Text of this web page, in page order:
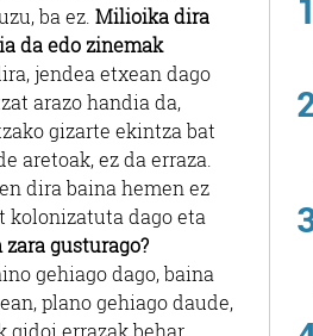
ba ez. Milioika dira
da edo zinemak
jendea etxean dago
arazo handia da,
gizarte ekintza bat
aretoak, ez da erraza.
dira baina hemen ez
kolonizatuta dago eta
gusturago?
gehiago dago, baina
plano gehiago daude,
1